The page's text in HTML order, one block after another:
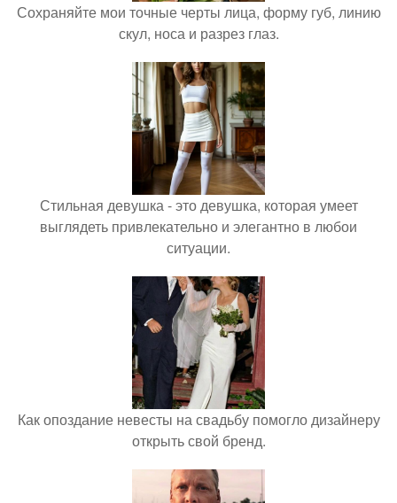
Сохраняйте мои точные черты лица, форму губ, линию
скул, носа и разрез глаз.
Стильная девушка - это девушка, которая умеет
выглядеть привлекательно и элегантно в любои
ситуации.
Как опоздание невесты на свадьбу помогло дизайнеру
открыть свой бренд.